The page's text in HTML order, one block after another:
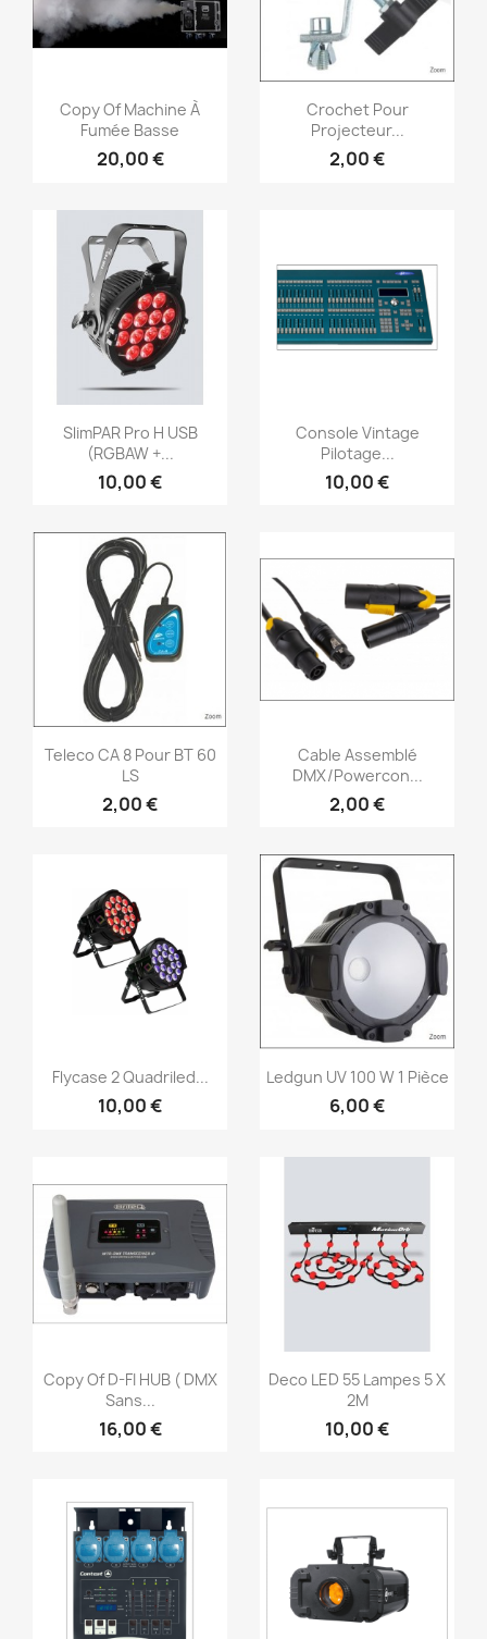
Vorschau
Copy Of Machine À
Fumée Basse
20,00 €
Vorschau
Crochet Pour
Projecteur...
2,00 €
Vorschau
SlimPAR Pro H USB
(RGBAW +...
10,00 €
Vorschau
Console Vintage
Pilotage...
10,00 €
Vorschau
Teleco CA 8 Pour BT 60
LS
2,00 €
Vorschau
Cable Assemblé
DMX/Powercon...
2,00 €
Vorschau
Flycase 2 Quadriled...
10,00 €
 Vorschau
Ledgun UV 100 W 1 Pièce
6,00 €
Vorschau
Copy Of D-FI HUB ( DMX
Sans...
16,00 €
Vorschau
Deco LED 55 Lampes 5 X
2M
10,00 €